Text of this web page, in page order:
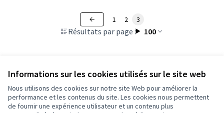
Informations sur les cookies utilisés sur le site web
Nous utilisons des cookies sur notre site Web pour améliorer la
performance et les contenus du site. Les cookies nous permettent
de fournir une expérience utilisateur et un contenu plus
Résultats par page : 100
1 2 3
Voir toutes les propositions retirées
Conditions d'utilisation